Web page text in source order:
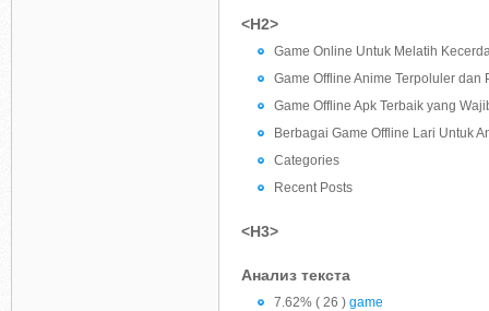
<H2>
Game Online Untuk Melatih
Game Offline Anime Terpoluler dan
Game Offline Apk Terbaik yang
Berbagai Game Offline Lari Untuk
Categories
Recent Posts
<H3>
Анализ текста
7.62% ( 26 ) game